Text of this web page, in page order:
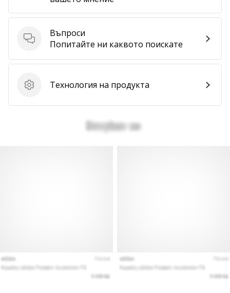
Въпроси
Въпроси
Попитайте ни каквото поискате
Технология на продукта
Технология на продукта